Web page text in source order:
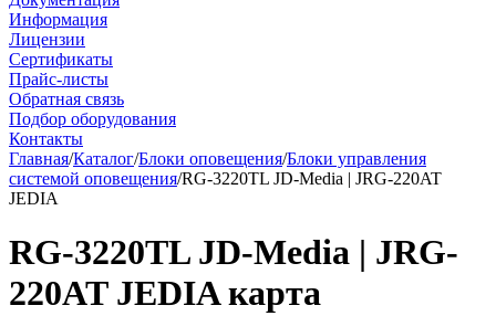
Информация
Лицензии
Сертификаты
Прайс-листы
Обратная связь
Подбор оборудования
Контакты
Главная/Каталог/Блоки оповещения/Блоки управления
системой оповещения/RG-3220TL JD-Media | JRG-220AT
JEDIA
RG-3220TL JD-Media | JRG-
220AT JEDIA карта